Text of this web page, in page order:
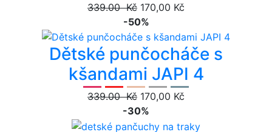
339.00 Kč 170,00 Kč
-50%
Dětské punčocháče s
kšandami JAPI 4
339.00 Kč 170,00 Kč
-30%